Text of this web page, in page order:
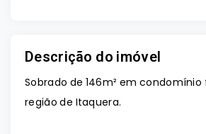
Descrição do imóvel
Sobrado de 146m² emcondomínio
região de Itaquera.